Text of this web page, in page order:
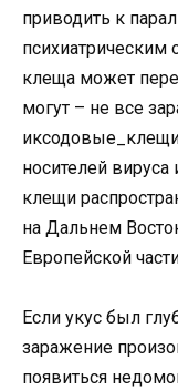
приводить к
клеща может
могут – не все
носителей
клещи
на Дальнем
Европейской
Если укус был
заражение
появиться